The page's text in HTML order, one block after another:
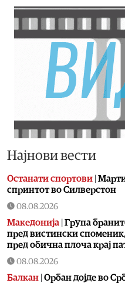
Најнови вести
Останати спортови |
спринтот во Силверстон
08.08.2026
Македонија | Група
пред вистински
пред обична плоча крај
08.08.2026
Балкан | Орбан дојде во